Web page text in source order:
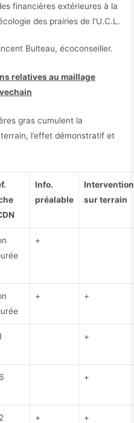
financières extérieures à la
des prairies de l’U.C.L.
Bulteau, écoconseiller.
relatives au maillage
gras cumulent la
l’effet démonstratif et
Info.
préalable
Intervention
sur terrain
+
+ +
+
+
+ +